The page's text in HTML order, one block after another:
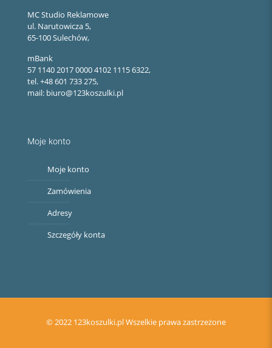
MC Studio Reklamowe
ul. Narutowicza 5,
65-100 Sulechów,
mBank
57 1140 2017 0000 4102 1115 6322,
tel. +48 601 733 275,
mail: biuro@123koszulki.pl
Moje konto
Moje konto
Zamówienia
Adresy
Szczegóły konta
© 2022 123koszulki.pl Wszelkie prawa zastrzeżone